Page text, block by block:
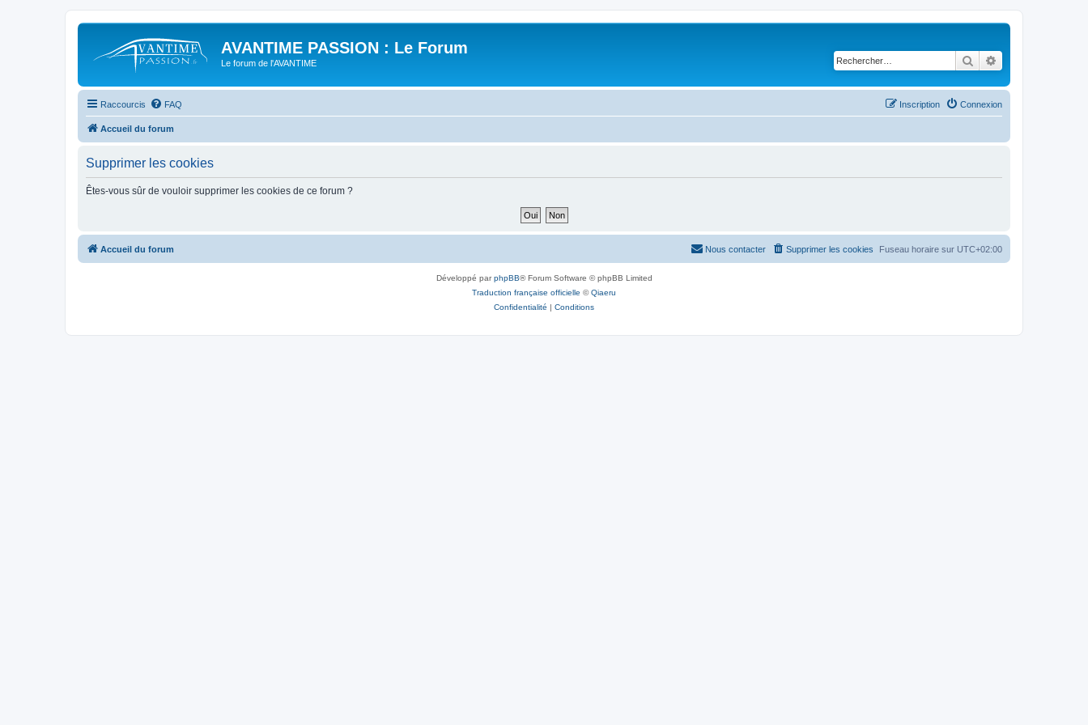
AVANTIME PASSION : Le Forum
Le forum de l'AVANTIME Rechercher
Raccourcis FAQ Connexion
Inscription
Accueil du forum
Supprimer les cookies
Êtes-vous sûr de vouloir supprimer les cookies de ce forum ?
Accueil du forum Fuseau horaire sur UTC+02:00
Supprimer les cookies
Nous contacter
Développé parphpBB® Forum Software © phpBB Limited
Traduction française officielle ©Qiaeru
Confidentialité | Conditions